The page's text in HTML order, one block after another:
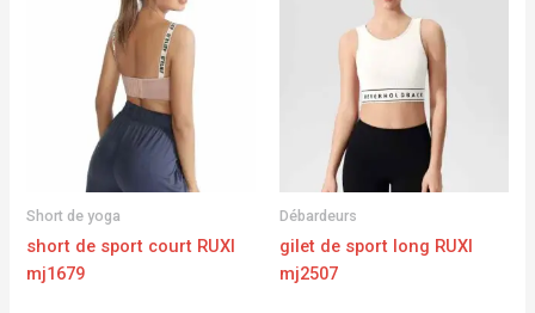
Short de yoga
short de sport court RUXI
mj1679
Débardeurs
gilet de sport long RUXI
mj2507